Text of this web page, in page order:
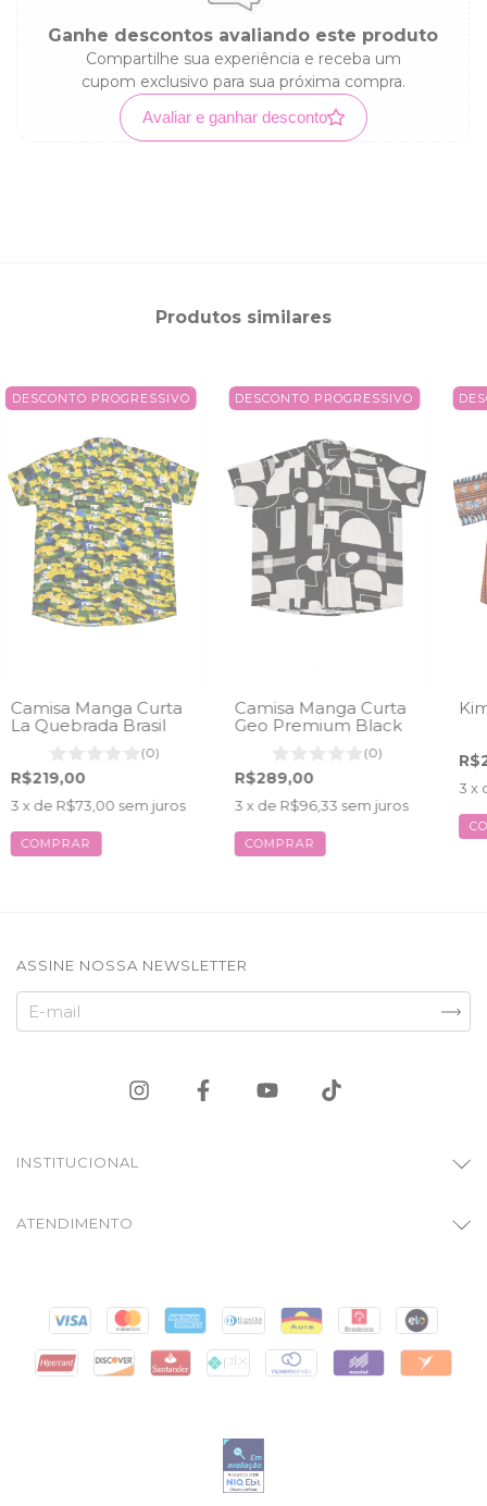
Ganhe descontos avaliando este produto
Compartilhe sua experiência e receba um
cupom exclusivo para sua próxima compra.
Avaliar e ganhar desconto
Produtos similares
DESCONTO PROGRESSIVO
Camisa Manga Curta
La Quebrada Brasil
(0)
R$219,00
3 x de R$73,00 sem juros
COMPRAR
DESCONTO PROGRESSIVO
Camisa Manga Curta
Geo Premium Black
(0)
R$289,00
3 x de R$96,33 sem juros
COMPRAR
3 x
ASSINE NOSSA NEWSLETTER
INSTITUCIONAL
ATENDIMENTO